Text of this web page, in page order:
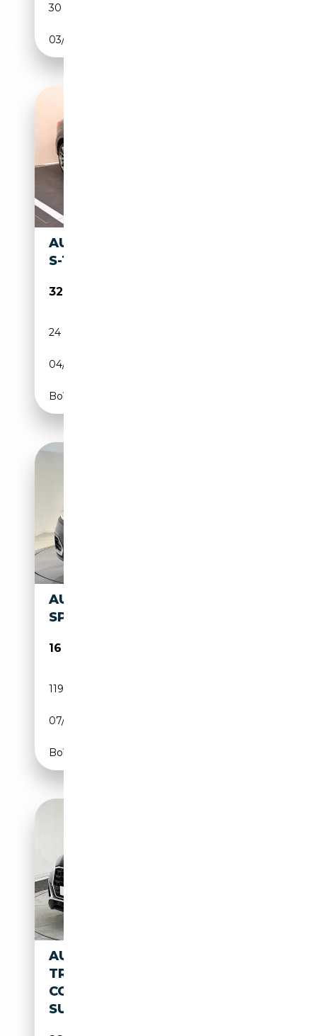
30 km
03/2026
AUDI Q2 Q2 35 TDI QUATTRO
S-TRONIC S-LINE EDITION
32 900€
24 000 km
04/2025
Boîte automatique
AUDI Q2 35 TFSI 35 TFSI BVA
SPORT
16 990€
119 000 km
07/2019
Boîte automatique
AUDI Q2 AUDI Q2 35 TDI 150 S
TRONIC 7 S LINE - VIRTUAL
COCKPIT - TOIT OUVRANT -
SUIVI AUDI